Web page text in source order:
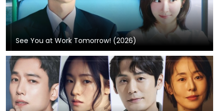
See You at Work Tomorrow! (2026)